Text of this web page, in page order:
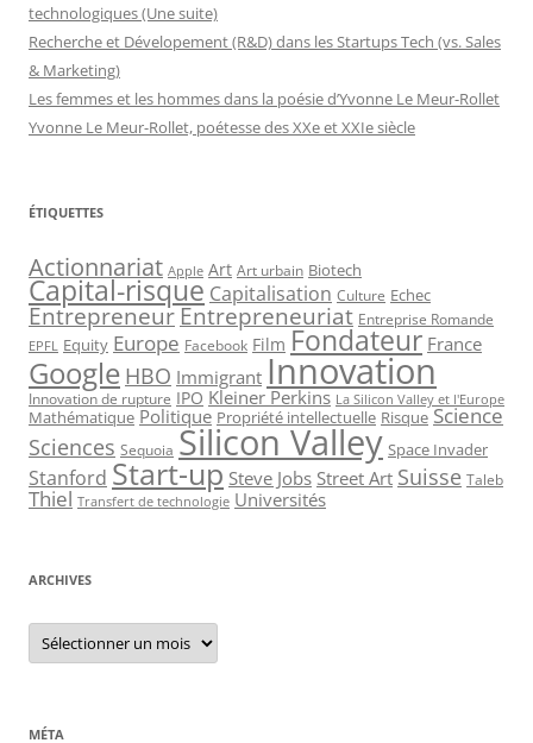
technologiques (Une suite)
Recherche et Dévelopement (R&D) dans les Startups Tech (vs. Sales
& Marketing)
Les femmes et les hommes dans la poésie d’Yvonne Le Meur-Rollet
Yvonne Le Meur-Rollet, poétesse des XXe et XXIe siècle
ÉTIQUETTES
Actionnariat Apple Art Art urbain Biotech
Capital-risque Capitalisation Culture Echec
EntrepreneurEntrepreneuriat Entreprise Romande
EPFL Equity Europe Facebook Film Fondateur France
Google HBO Immigrant Innovation
Innovation de rupture IPO Kleiner Perkins La Silicon Valley et l'Europe
Mathématique Politique Propriété intellectuelle Risque Science
Sciences Sequoia Silicon Valley Space Invader
Stanford Start-up Steve Jobs Street Art Suisse Taleb
Thiel Transfert de technologie Universités
ARCHIVES
Archives
MÉTA